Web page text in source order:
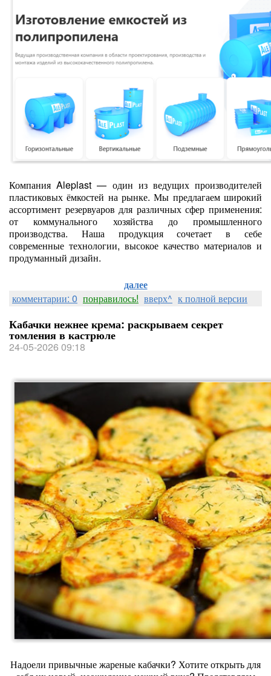
Компания Aleplast — один из ведущих производителей
пластиковых ёмкостей на рынке. Мы предлагаем широкий
ассортимент резервуаров для различных сфер применения:
от коммунального хозяйства до промышленного
производства. Наша продукция сочетает в себе
современные технологии, высокое качество материалов и
продуманный дизайн.
далее
комментарии: 0 понравилось! вверх^ к полной версии
Кабачки нежнее крема: раскрываем секрет
томления в кастрюле
24-05-2026 09:18
Надоели привычные жареные кабачки? Хотите открыть для